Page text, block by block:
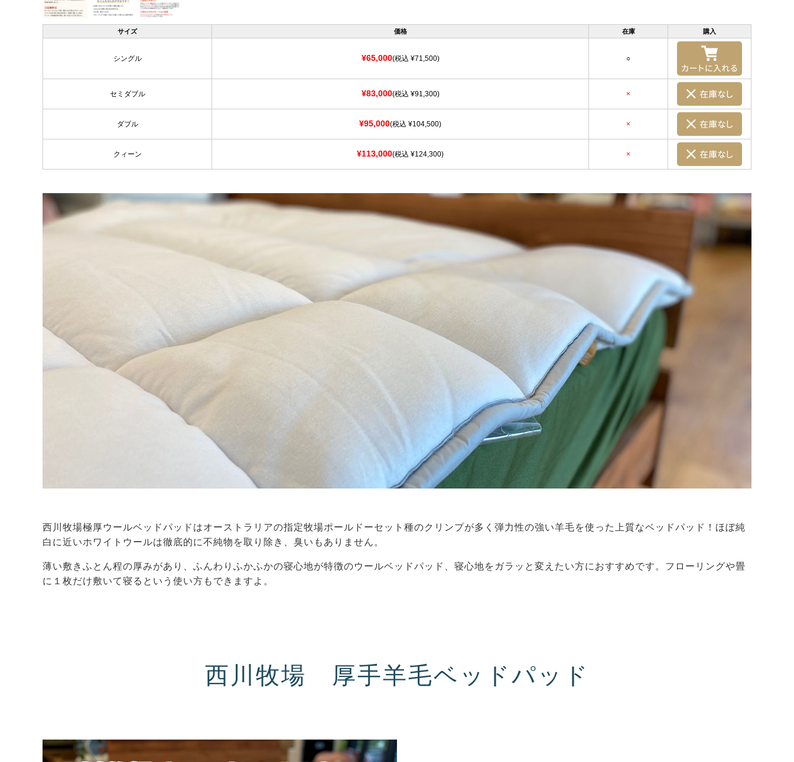
サイズ 価格 在庫 購入
シングル ¥65,000(税込 ¥71,500) ○
セミダブル ¥83,000(税込 ¥91,300) ×
ダブル ¥95,000(税込 ¥104,500) ×
クィーン ¥113,000(税込 ¥124,300) ×
西川牧場極厚ウールベッドパッドはオーストラリアの指定牧場ポールドーセット種のクリンプが多く弾力性の強い羊毛を使った上質なベッドパッド！ほぼ純
白に近いホワイトウールは徹底的に不純物を取り除き、臭いもありません。
薄い敷きふとん程の厚みがあり、ふんわりふかふかの寝心地が特徴のウールベッドパッド、寝心地をガラッと変えたい方におすすめです。フローリングや畳
に１枚だけ敷いて寝るという使い方もできますよ。
西川牧場 厚手羊毛ベッドパッド